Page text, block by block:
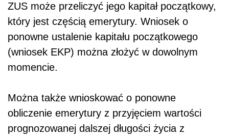
ZUS może przeliczyć jego kapitał początkowy,
który jest częścią emerytury. Wniosek o
ponowne ustalenie kapitału początkowego
(wniosek EKP) można złożyć w dowolnym
momencie.
Można także wnioskować o ponowne
obliczenie emerytury z przyjęciem wartości
prognozowanej dalszej długości życia z